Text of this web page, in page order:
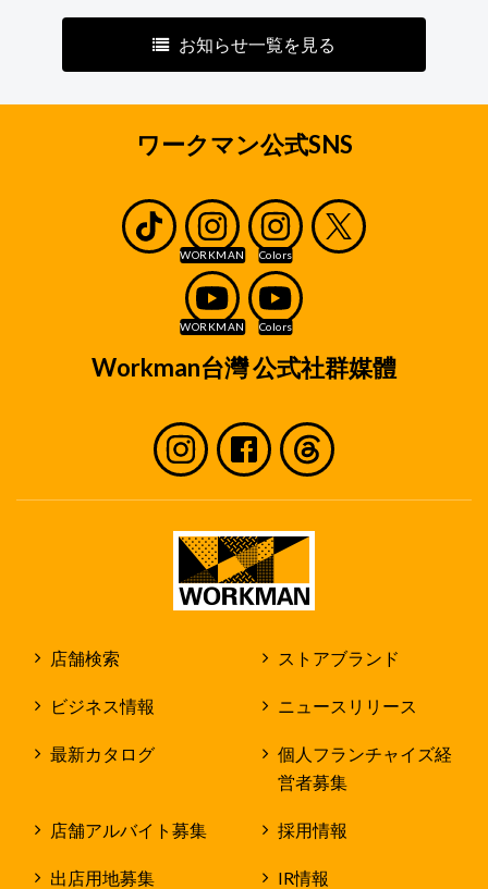
お知らせ一覧を見る
ワークマン公式SNS
Workman台灣 公式社群媒體
店舗検索 ストアブランド
ビジネス情報 ニュースリリース
最新カタログ
個人フランチャイズ経
営者募集
店舗アルバイト募集 採用情報
出店用地募集 IR情報